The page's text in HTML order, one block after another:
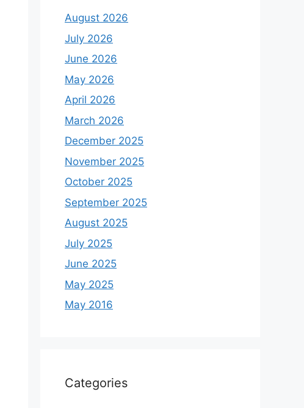
August 2026
July 2026
June 2026
May 2026
April 2026
March 2026
December 2025
November 2025
October 2025
September 2025
August 2025
July 2025
June 2025
May 2025
May 2016
Categories